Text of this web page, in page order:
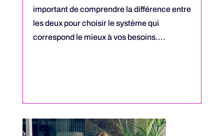
important de comprendre la différence entre
les deux pour choisir le système qui
correspond le mieux à vos besoins....